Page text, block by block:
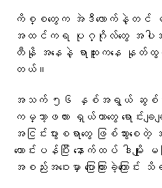
ကိစ္စတွေက အဲဒီလောက်နဲ့တင် မပြီ
အထင်ကရ ပုဂ္ဂိုလ်တွေ အပါအ
တီနို အနေနဲ့ ရာထူးကနေ နုတ်ထွက်ပေ
တယ်။
အသက် ၅၆ နှစ်အရွယ် ဆွစ်ဇ
ကမ္ဘာ့ဖလား ရှယ်ယာတွေ ရောင်
အငြင်းပွားစရာတွေ ဖြစ်သွားစ
တောင်းပန်ပြီး နောက်ထပ် ဒါမျို
အစည်းအဝေးမှာ ပြောကြားခဲ့ကြော